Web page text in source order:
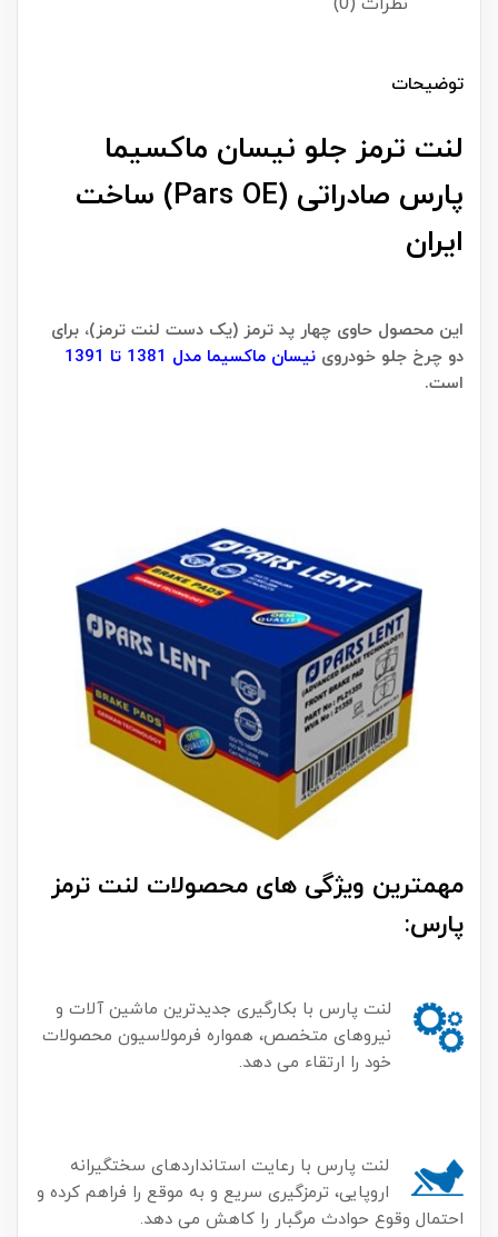
نظرات (0)
توضیحات
لنت ترمز جلو نیسان ماکسیما
پارس صادراتی (Pars OE) ساخت
ایران
این محصول حاوی چهار پد ترمز (یک دست لنت ترمز)، برای
دو چرخ جلو خودروی نیسان ماکسیما مدل 1381 تا 1391
است.
مهمترین ویژگی های محصولات لنت ترمز
پارس:
لنت پارس با بکارگیری جدیدترین ماشین آلات و
نیروهای متخصص، همواره فرمولاسیون محصولات
خود را ارتقاء می دهد.
لنت پارس با رعایت استانداردهای سختگیرانه
اروپایی، ترمزگیری سریع و به موقع را فراهم کرده و
احتمال وقوع حوادث مرگبار را کاهش می دهد.